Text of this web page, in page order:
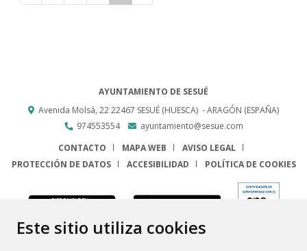
Este sitio utiliza cookies
AYUNTAMIENTO DE SESUÉ
Avenida Molsá, 2222467 SESUÉ (HUESCA) - ARAGÓN (ESPAÑA)
974553554
ayuntamiento@sesue.com
CONTACTO
MAPA WEB
AVISO LEGAL
PROTECCIÓN DE DATOS
ACCESIBILIDAD POLÍTICA DE COOKIES